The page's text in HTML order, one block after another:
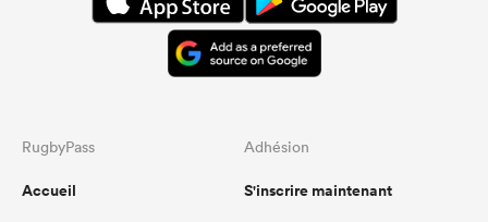
RugbyPass
Accueil
Adhésion
S'inscrire maintenant